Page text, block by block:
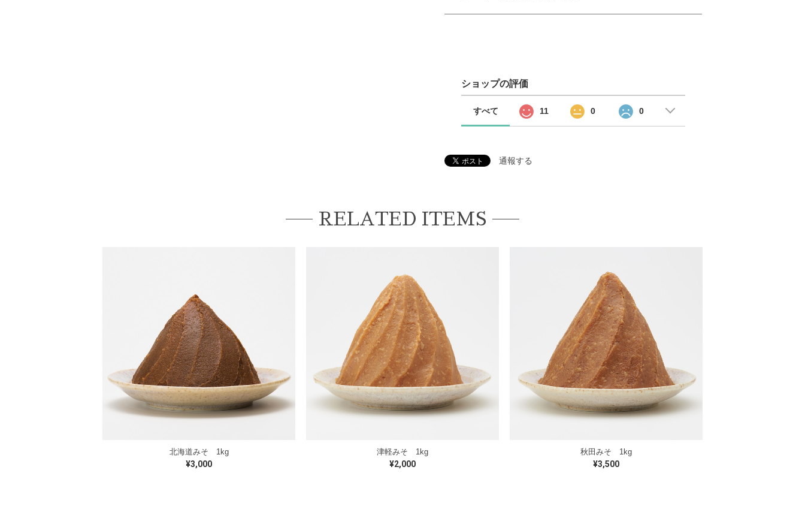
ショップの評価
すべて 11 0 0
通報する
RELATED ITEMS
北海道みそ 1kg
¥3,000
津軽みそ 1kg
¥2,000
秋田みそ 1kg
¥3,500